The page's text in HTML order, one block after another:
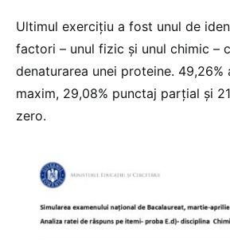
Ultimul exercițiu a fost unul de
factori – unul fizic și unul chimic –
denaturarea unei proteine.
maxim, 29,08% punctaj parțial și
zero.